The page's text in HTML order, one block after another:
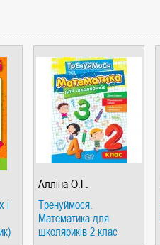
і
Алліна О.Г.
Тренуймося.
Математика для
школяриків 2 клас